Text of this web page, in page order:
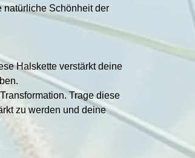
natürliche Schönheit der
Halskette verstärkt deine
Trage diese
zu werden und deine